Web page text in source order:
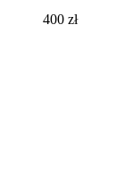
400 zł